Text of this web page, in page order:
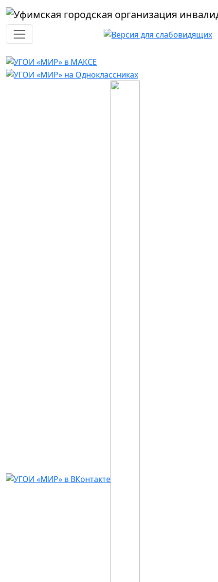
Перейти к основному содержанию